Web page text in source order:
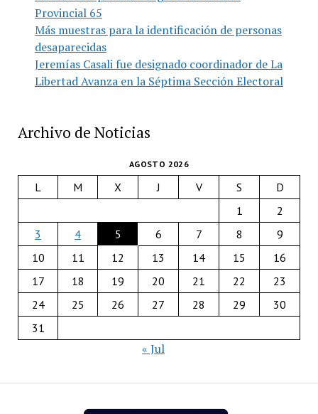
Provincial 65
Más muestras para la identificación de personas
desaparecidas
Jeremías Casali fue designado coordinador de La
Libertad Avanza en la Séptima Sección Electoral
Archivo de Noticias
AGOSTO 2026
L M X J V S
D
1
2
3
4 5 6 7 8
9
10
11 12 13 14 15
16
17
18 19 20 21 22
23
24
25 26 27 28 29
30
31
« Jul